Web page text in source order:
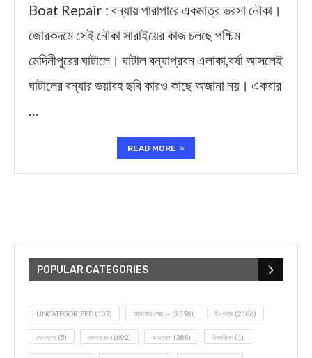
Boat Repair : বন্যায় পারাপারে একমাত্র ভরসা নৌকা।
জোরকদমে সেই নৌকা সারাইয়ের কাজ চলছে পশ্চিম
মেদিনীপুরের ঘাটালে। ঘাটাল বন্যাপ্রবন এলাকা,বর্ষা আসলেই
ঘাটালের বন্যার ভয়াবহ ছবি কারও কাছে অজানা নয়। একবার
…
READ MORE
POPULAR CATEGORIES
UNCATEGORIZED (107) আজকের সেরা ১০ (2598) ই-পেপার (2106)
খেলাধূলো (5) জেলার খবর (602) ঝাড়গ্রাম (388) দিনপঞ্জিকা (1)